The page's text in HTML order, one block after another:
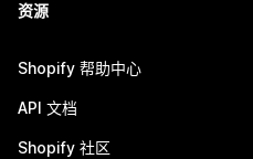
资源
Shopify 帮助中心
API 文档
Shopify 社区